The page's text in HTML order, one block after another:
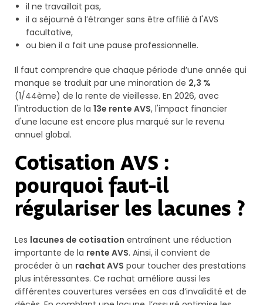
il ne travaillait pas,
il a séjourné à l’étranger sans être affilié à l'AVS
facultative,
ou bien il a fait une pause professionnelle.
Il faut comprendre que chaque période d’une année qui
manque se traduit par une minoration de 2,3 %
(1/44ème) de la rente de vieillesse. En 2026, avec
l'introduction de la 13e rente AVS, l'impact financier
d'une lacune est encore plus marqué sur le revenu
annuel global.
Cotisation AVS :
pourquoi faut-il
régulariser les lacunes ?
Les lacunes de cotisation entraînent une réduction
importante de la rente AVS. Ainsi, il convient de
procéder à un rachat AVS pour toucher des prestations
plus intéressantes. Ce rachat améliore aussi les
différentes couvertures versées en cas d’invalidité et de